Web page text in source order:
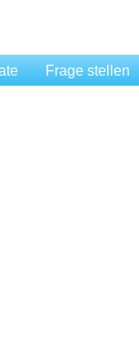
Frage stellen